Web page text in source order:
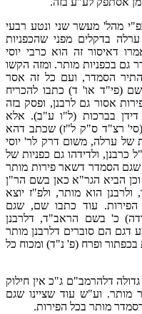
מהל' מעשר שני ונטע רבעי
בדקלים מפני שהכפניות
דאיסור זה הוא כרבי יוסי
גם בכפניות מותר. ומזה הקשו
הסמדר, ועם כל זה אסר
שם (פי"ד או' ד) כתבו להכריח
אסור גם לרבנן, ופסק בזה
בברכות (ל"ו ע"ב). אלא
(סי' רצ"ד ס"ק ל"ז) שכתב דהא
של ערלה, משום דרק לר' יוסי
ולדידהו גם כפניות של
שגם הסמדר דשאר פירות מותר
הביא הגר"א כאן בשם הר"ן
ולרבנן הוא מותר, ולפ"ז יוצא
עוד כתבו שם, שגם
כ' בשם הראב"ד, דלרבנן
דגם הם סוברים דלרבנן מותר
ופרח (פ' נ"ד) ומכוח כל
דלהרמב"ם ג"כ אין חילוק
מותר. וע"ש עוד שציינו שגם
מותר בכל הפירות.